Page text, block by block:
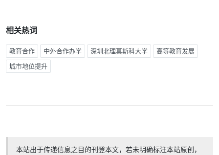
相关热词
教育合作 中外合作办学 深圳北理莫斯科大学 高等教育发展
城市地位提升
本站出于传递信息之目的刊登本文，若未明确标注本站原创，